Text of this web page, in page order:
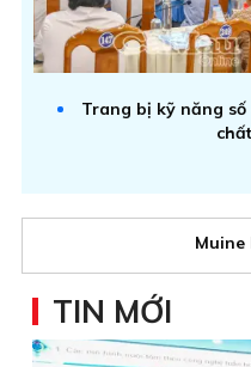
Trang bị kỹ năng
Muine
TIN MỚI